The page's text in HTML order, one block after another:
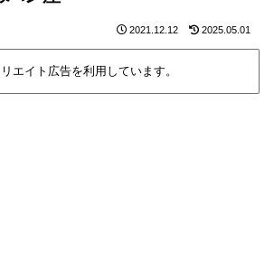
2021.12.12 2025.05.01
エイト広告を利用しています。